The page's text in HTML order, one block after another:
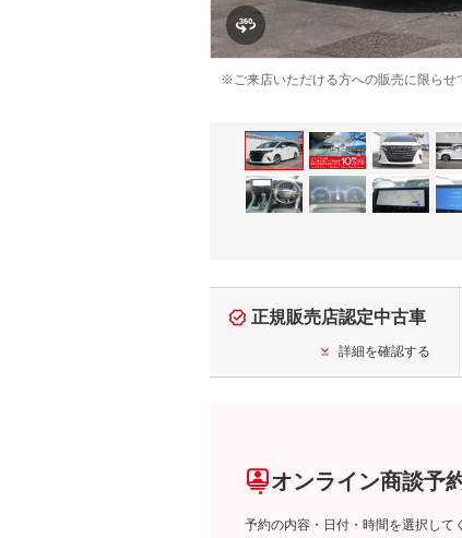
※ご来店いただける方への販売に限らせ
正規販売店認定中古車
詳細を確認する
オンライン商談予
予約の内容・日付・時間を選択して